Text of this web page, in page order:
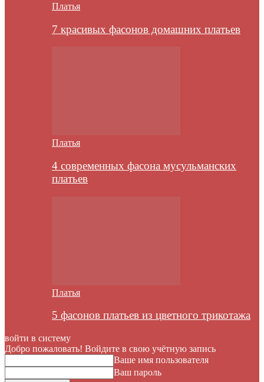
Платья
7 красивых фасонов домашних платьев
Платья
4 современных фасона мусульманских
платьев
Платья
5 фасонов платьев из цветного трикотажа
войти в систему
Добро пожаловать! Войдите в свою учётную запись
Ваше имя пользователя
Ваш пароль